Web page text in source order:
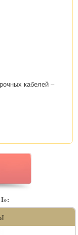
кабелей –
I»: